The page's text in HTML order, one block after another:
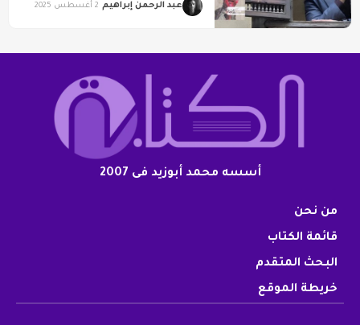
عبد الرحمن إبراهيم 2 أغسطس 2025
أسسه محمد أبوزيد فى 2007
من نحن
قائمة الكتاب
البحث المتقدم
خريطة الموقع